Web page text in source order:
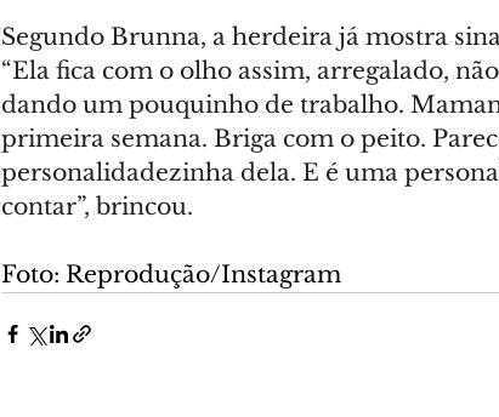
Segundo Brunna, a herdeira já mostra
“Ela fica com o olho assim, arregalado,
dando um pouquinho de trabalho.
primeira semana. Briga com o peito.
personalidadezinha dela. E é uma
contar”, brincou.
Foto: Reprodução/Instagram